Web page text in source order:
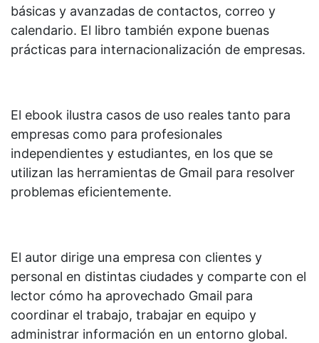
básicas y avanzadas de contactos, correo y
calendario. El libro también expone buenas
prácticas para internacionalización de empresas.
El ebook ilustra casos de uso reales tanto para
empresas como para profesionales
independientes y estudiantes, en los que se
utilizan las herramientas de Gmail para resolver
problemas eficientemente.
El autor dirige una empresa con clientes y
personal en distintas ciudades y comparte con el
lector cómo ha aprovechado Gmail para
coordinar el trabajo, trabajar en equipo y
administrar información en un entorno global.